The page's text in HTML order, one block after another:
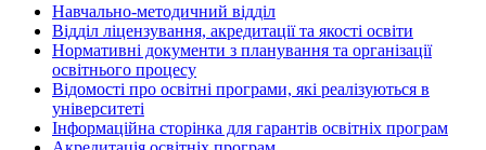
Навчально-методичний відділ
Відділ ліцензування, акредитації та якості освіти
Нормативні документи з планування та організації
освітнього процесу
Відомості про освітні програми, які реалізуються в
університеті
Інформаційна сторінка для гарантів освітніх програм